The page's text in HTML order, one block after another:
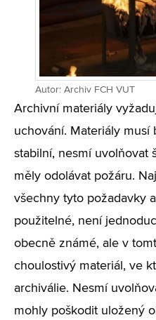
Autor: Archiv FCH VUT
Archivní materiály
uchování. Materiály musí
stabilní, nesmí uvolňovat
měly odolávat požáru.
všechny tyto požadavky
použitelné, není
obecně známé, ale v
choulostivý materiál, ve
archiválie. Nesmí
mohly poškodit uložený